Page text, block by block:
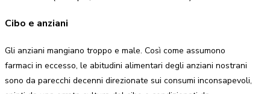
Cibo e anziani
Gli anziani mangiano troppo e male. Così come assumono
farmaci in eccesso, le abitudini alimentari degli anziani nostrani
sono da parecchi decenni direzionate sui consumi inconsapevoli,